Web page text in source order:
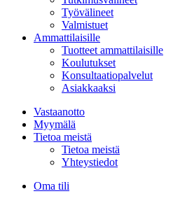
Työvälineet
Valmistuet
Ammattilaisille
Tuotteet ammattilaisille
Koulutukset
Konsultaatiopalvelut
Asiakkaaksi
Vastaanotto
Myymälä
Tietoa meistä
Tietoa meistä
Yhteystiedot
Oma tili